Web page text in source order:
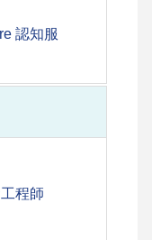
認知服
程師